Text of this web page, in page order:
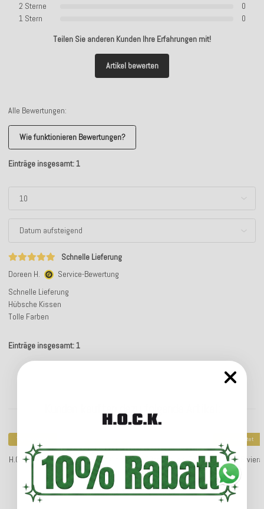
2 Sterne
0
1 Stern
0
Teilen Sie anderen Kunden Ihre Erfahrungen mit!
Artikel bewerten
Alle Bewertungen:
Wie funktionieren Bewertungen?
Einträge insgesamt: 1
Schnelle Lieferung
Doreen H.
Service-Bewertung
Schnelle Lieferung
Hübsche Kissen
Tolle Farben
Einträge insgesamt: 1
Top bewertet
H.O.C.K. Riviera Stripe Outdoor Kissen 50x30cm Yellow Rosé
Streifen
ab21,99 €*
Top bewertet
H.O.C.K.